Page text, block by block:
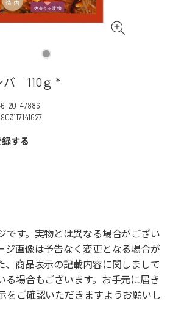
110ｇ *
20-47886
する
です。実物とは異なる場合がござい
ジ画像は予告なく変更となる場合が
、商品表示の記載内容に関しまして
る場合もございます。お手元に届き
をご確認いただきますようお願いし